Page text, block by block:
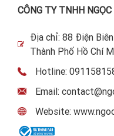
CÔNG TY TNHH
Địa chỉ: 88 Điện
Thành Phố Hồ Chí
Hotline:
Email:
Website: